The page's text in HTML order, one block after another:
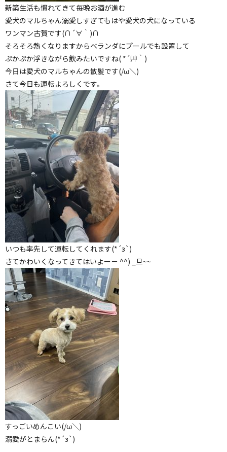
新築生活も慣れてきて毎晩お酒が進む
愛犬のマルちゃん溺愛しすぎてもはや愛犬の犬になっている
ワンマン古賀です(∩´∀｀)∩
そろそろ熱くなりますからベランダにプールでも設置して
ぷかぷか浮きながら飲みたいですね( *´艸｀)
今日は愛犬のマルちゃんの散髪です(/ω＼)
さて今日も運転よろしくです。
いつも率先して運転してくれます(*´з`)
さてかわいくなってきてはいよー－ ^^) _旦~~
すっごいめんこい(/ω＼)
溺愛がとまらん(*´з`)